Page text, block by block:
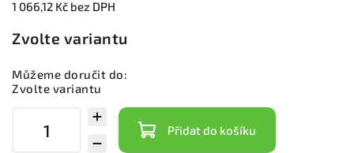
1 066,12 Kč bez DPH
Zvolte variantu
Můžeme doručit do:
Zvolte variantu
Přidat do košíku